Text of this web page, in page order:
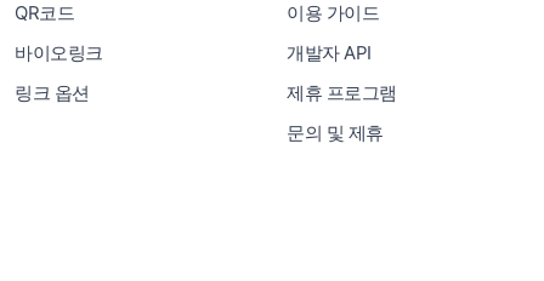
QR코드
바이오링크
링크 옵션
이용 가이드
개발자 API
제휴 프로그램
문의 및 제휴